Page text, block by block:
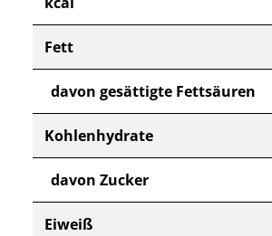
Fett
davon gesättigte Fettsäuren
Kohlenhydrate
davon Zucker
Eiweiß